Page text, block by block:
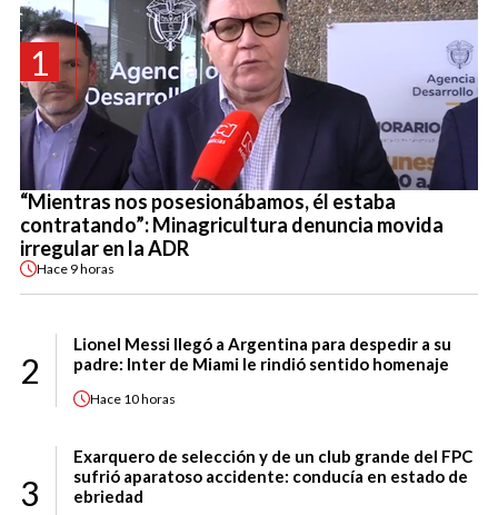
1
“Mientras nos posesionábamos, él estaba
contratando”: Minagricultura denuncia movida
irregular en la ADR
Hace 9 horas
2
Lionel Messi llegó a Argentina para despedir a su
padre: Inter de Miami le rindió sentido homenaje
Hace 10 horas
3
Exarquero de selección y de un club grande del FPC
sufrió aparatoso accidente: conducía en estado de
ebriedad